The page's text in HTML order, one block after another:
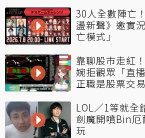
30人全數陣亡
盪新聲》邀實
亡模式」
靠聊股市走紅
婉拒觀眾「直
正職是股票交易
LOL／1等就全
劍魔開噴Bin
玩